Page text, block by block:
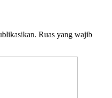
Ruas yang wajib